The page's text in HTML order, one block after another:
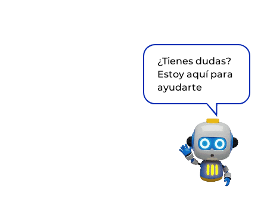
¿Tienes dudas?
Estoy aquí para
ayudarte